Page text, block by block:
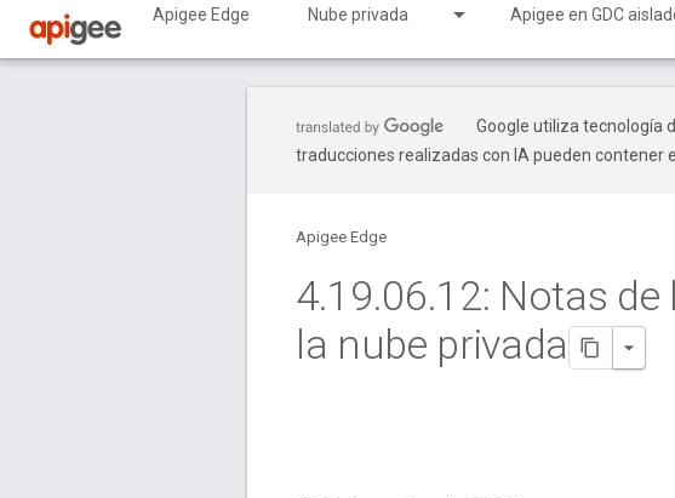
Apigee Edge Nube privada Apigee en GDC
Google utiliza tecnología
traducciones realizadas con IA pueden contener
Apigee Edge
4.19.06.12: Notas de
la nube privada